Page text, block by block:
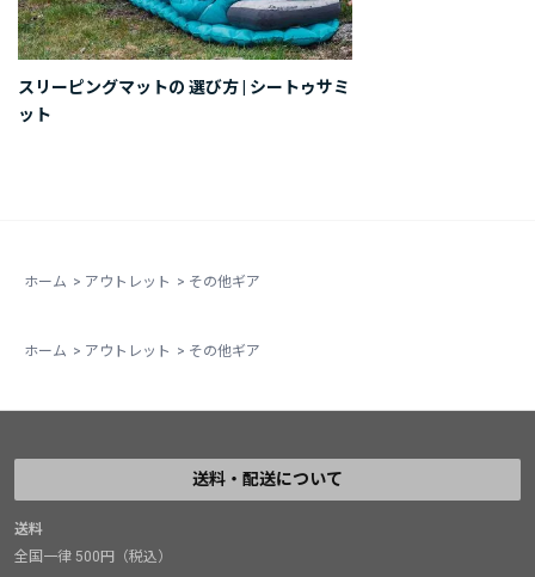
スリーピングマットの 選び方 | シートゥサミ
ット
ホーム > アウトレット > その他ギア
ホーム > アウトレット > その他ギア
送料・配送について
送料
全国一律 500円（税込）